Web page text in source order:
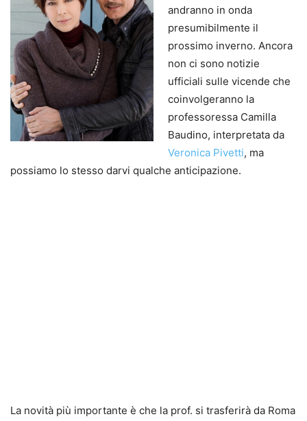
andranno in onda
presumibilmente il
prossimo inverno. Ancora
non ci sono notizie
ufficiali sulle vicende che
coinvolgeranno la
professoressa Camilla
Baudino, interpretata da
Veronica Pivetti, ma
possiamo lo stesso darvi qualche anticipazione.
La novità più importante è che la prof. si trasferirà da Roma